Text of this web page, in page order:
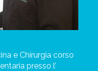
e Chirurgia corso
presso l’